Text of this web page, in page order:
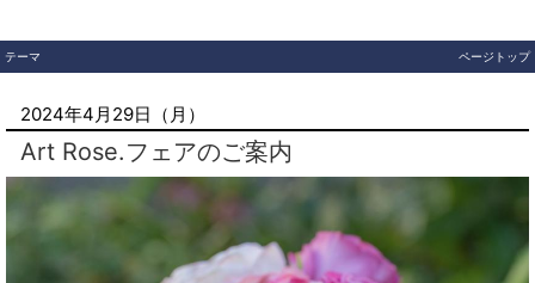
テーマ ページトップ
2024年4月29日（月）
Art Rose.フェアのご案内